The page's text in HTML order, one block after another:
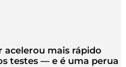
acelerou mais rápido
testes — e é uma perua